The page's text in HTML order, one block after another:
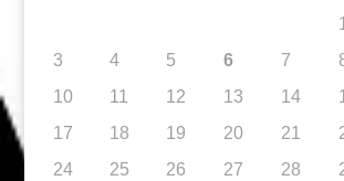
1
3
4 5 6 7
10
11 12 13 14
17
18 19 20 21
24
25 26 27 28